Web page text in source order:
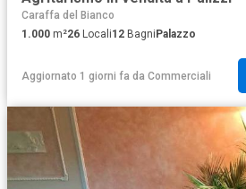
Caraffa del Bianco
1.000 m²26 Locali12 Bagni Palazzo
Aggiornato 1 giorni fa da Commerciali